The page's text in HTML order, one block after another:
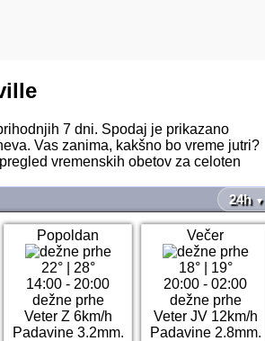
7 dni. Spodaj je prikazano
Vas zanima, kakšno bo vreme jutri?
vremenskih obetov za celoten
24h ▼
Popoldan
22°| 28°
14:00 - 20:00
dežne prhe
Veter Z 6km/h
Padavine 3.2mm.
Večer
18°| 19°
20:00 - 02:00
dežne prhe
Veter JV 12km/h
Padavine 2.8mm.